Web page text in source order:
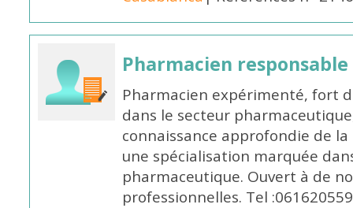
Pharmacien responsable
Pharmacien expérimenté, fort
dans le secteur
connaissance approfondie de
une spécialisation marquée
pharmaceutique. Ouvert à de
professionnelles. Tel